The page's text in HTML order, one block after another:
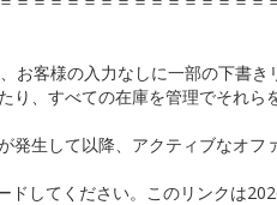
客様の入力なしに一部の下書き
、すべての在庫を管理でそれら
発生して以降、アクティブなオフ
してください。このリンクは